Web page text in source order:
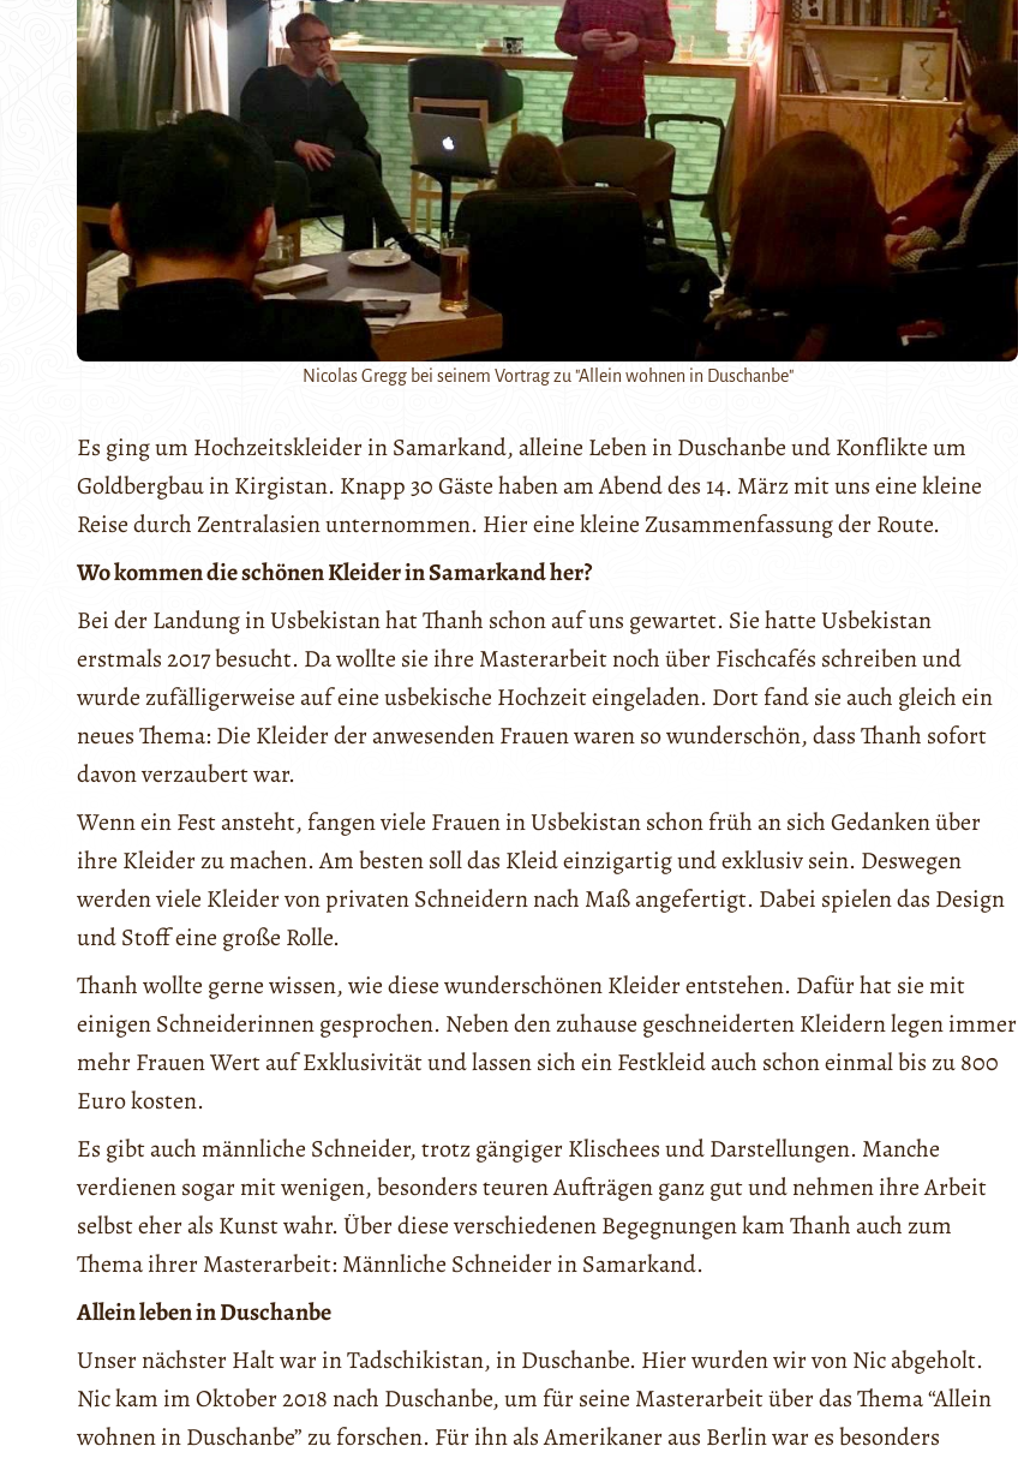
Nicolas Gregg bei seinem Vortrag zu "Allein wohnen in Duschanbe"
Es ging um Hochzeitskleider in Samarkand, alleine Leben in Duschanbe und Konflikte um
Goldbergbau in Kirgistan. Knapp 30 Gäste haben am Abend des 14. März mit uns eine kleine
Reise durch Zentralasien unternommen. Hier eine kleine Zusammenfassung der Route.
Wo kommen die schönen Kleider in Samarkand her?
Bei der Landung in Usbekistan hat Thanh schon auf uns gewartet. Sie hatte Usbekistan
erstmals 2017 besucht. Da wollte sie ihre Masterarbeit noch über Fischcafés schreiben und
wurde zufälligerweise auf eine usbekische Hochzeit eingeladen. Dort fand sie auch gleich ein
neues Thema: Die Kleider der anwesenden Frauen waren so wunderschön, dass Thanh sofort
davon verzaubert war.
Wenn ein Fest ansteht, fangen viele Frauen in Usbekistan schon früh an sich Gedanken über
ihre Kleider zu machen. Am besten soll das Kleid einzigartig und exklusiv sein. Deswegen
werden viele Kleider von privaten Schneidern nach Maß angefertigt. Dabei spielen das Design
und Stoff eine große Rolle.
Thanh wollte gerne wissen, wie diese wunderschönen Kleider entstehen. Dafür hat sie mit
einigen Schneiderinnen gesprochen. Neben den zuhause geschneiderten Kleidern legen immer
mehr Frauen Wert auf Exklusivität und lassen sich ein Festkleid auch schon einmal bis zu 800
Euro kosten.
Es gibt auch männliche Schneider, trotz gängiger Klischees und Darstellungen. Manche
verdienen sogar mit wenigen, besonders teuren Aufträgen ganz gut und nehmen ihre Arbeit
selbst eher als Kunst wahr. Über diese verschiedenen Begegnungen kam Thanh auch zum
Thema ihrer Masterarbeit: Männliche Schneider in Samarkand.
Allein leben in Duschanbe
Unser nächster Halt war in Tadschikistan, in Duschanbe. Hier wurden wir von Nic abgeholt.
Nic kam im Oktober 2018 nach Duschanbe, um für seine Masterarbeit über das Thema “Allein
wohnen in Duschanbe” zu forschen. Für ihn als Amerikaner aus Berlin war es besonders